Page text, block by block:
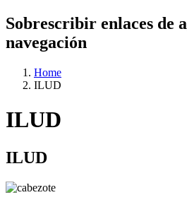
Sobrescribir enlaces de
navegación
Home
ILUD
ILUD
ILUD